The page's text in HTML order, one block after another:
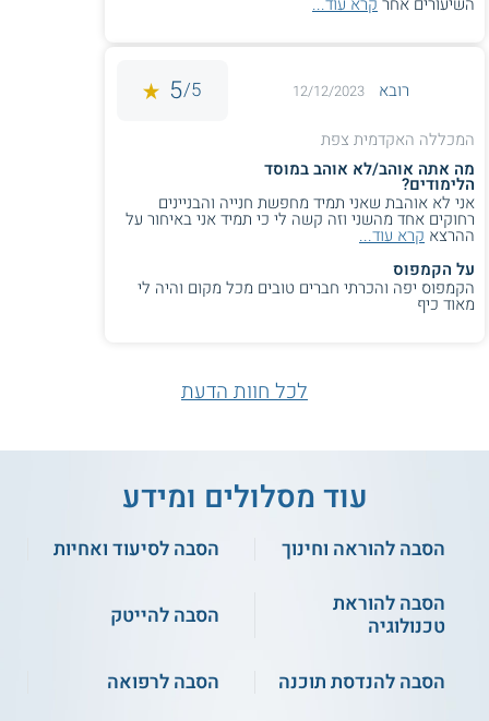
מהן אפשרויות התעסוקה?
במוסדות חינוך רגילים (בהם משולבים תלמידים עם צרכים
מיוחדים), במוסדות החינוך המיוחד, במסגרות פרטיות, בעמותות
העוסקות בתחום החינוך, ועוד.
קראו גם על
הרחבת הסמכה
בהתמחות אחרת. במסלול זה יכולים מורים ממגוון מסלולים
במסגרת מצומצמת יחסית, תוך הבאה בחשבון של הרקע המקצועי
רובא 12/12/2023
5/
5
המכללה האקדמית צפת
מה אתה אוהב/לא אוהב במוסד
הלימודים?
אני לא אוהבת שאני תמיד מחפשת חנייה והבניינים
רחוקים אחד מהשני וזה קשה לי כי תמיד אני באיחור על
ההרצא קרא עוד...
על הקמפוס
הקמפוס יפה והכרתי חברים טובים מכל מקום והיה לי
מאוד כיף
לכל חוות הדעת
עוד מסלולים ומידע
הסבה להוראה וחינוך
הסבה לסיעוד ואחיות
הסבה להוראת
טכנולוגיה
הסבה להייטק
הסבה להנדסת תוכנה הסבה לרפואה